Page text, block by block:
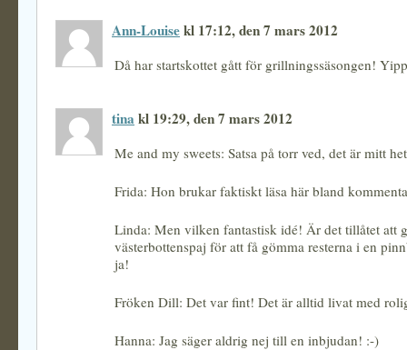
Ann-Louisekl 17:12, den 7 mars 2012
Då har startskottet gått för grillningssäsongen!
tina kl 19:29, den 7 mars 2012
Me and my sweets: Satsa på torr ved, det är mitt
Frida: Hon brukar faktiskt läsa här bland
Linda: Men vilken fantastisk idé! Är det tillåtet att
västerbottenspaj för att få gömma resterna i en
ja!
Fröken Dill: Det var fint! Det är alltid livat med
Hanna: Jag säger aldrig nej till en inbjudan! :-)